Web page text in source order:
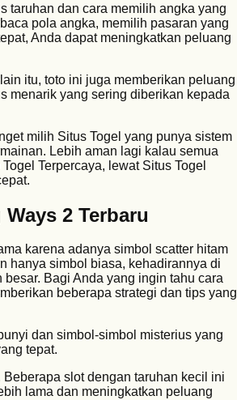
taruhan dan cara memilih angka yang
pola angka, memilih pasaran yang
Anda dapat meningkatkan peluang
itu, toto ini juga memberikan peluang
menarik yang sering diberikan kepada
milih Situs Togel yang punya sistem
Lebih aman lagi kalau semua
Terpercaya, lewat Situs Togel
2 Terbaru
karena adanya simbol scatter hitam
hanya simbol biasa, kehadirannya di
Bagi Anda yang ingin tahu cara
beberapa strategi dan tips yang
dan simbol-simbol misterius yang
tepat.
slot dengan taruhan kecil ini
lama dan meningkatkan peluang